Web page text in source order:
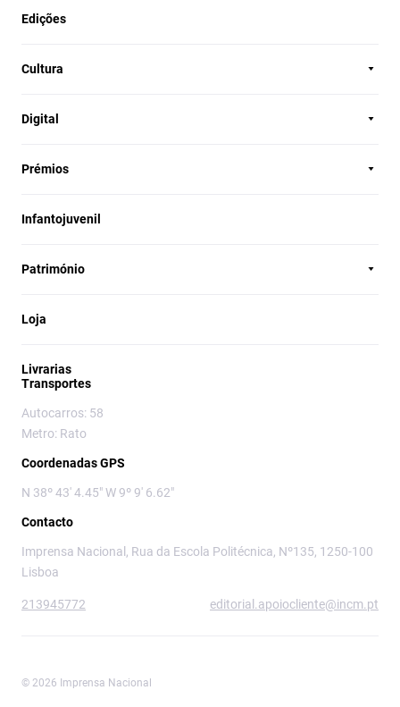
Edições
Cultura
Digital
Prémios
Infantojuvenil
Património
Loja
Livrarias
Transportes
Autocarros: 58
Metro: Rato
Coordenadas GPS
N 38º 43' 4.45" W 9º 9' 6.62"
Contacto
Imprensa Nacional, Rua da Escola Politécnica, Nº135, 1250-100
Lisboa
213945772 editorial.apoiocliente@incm.pt
© 2026 Imprensa Nacional